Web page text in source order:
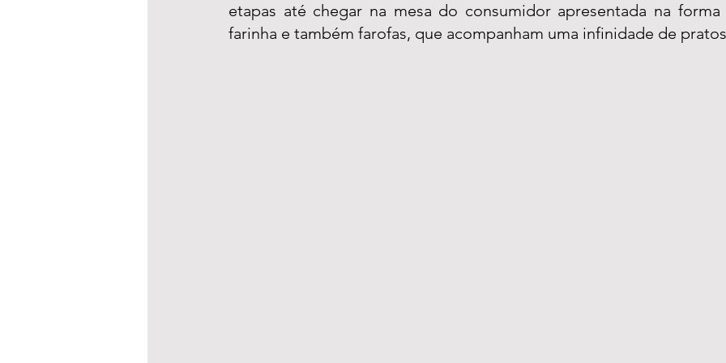
etapas até chegar na mesa do consumidor apresentada na
farinha e também farofas, que acompanham uma infinidade de